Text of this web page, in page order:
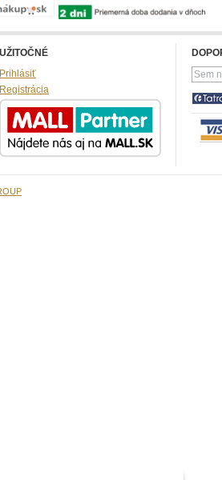
UŽITOČNÉ
Prihlásiť
Registrácia